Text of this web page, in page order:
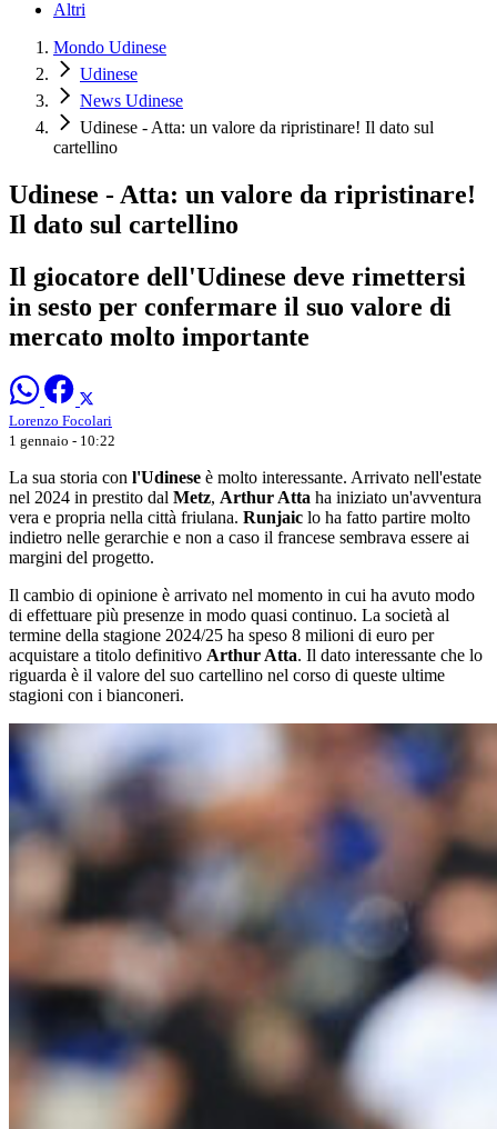
Altri
Mondo Udinese
Udinese
News Udinese
Udinese - Atta: un valore da ripristinare! Il dato sul
cartellino
Udinese - Atta: un valore da ripristinare!
Il dato sul cartellino
Il giocatore dell'Udinese deve rimettersi
in sesto per confermare il suo valore di
mercato molto importante
Lorenzo Focolari
1 gennaio - 10:22
La sua storia con l'Udinese è molto interessante. Arrivato nell'estate
nel 2024 in prestito dal Metz, Arthur Atta ha iniziato un'avventura
vera e propria nella città friulana. Runjaic lo ha fatto partire molto
indietro nelle gerarchie e non a caso il francese sembrava essere ai
margini del progetto.
Il cambio di opinione è arrivato nel momento in cui ha avuto modo
di effettuare più presenze in modo quasi continuo. La società al
termine della stagione 2024/25 ha speso 8 milioni di euro per
acquistare a titolo definitivo Arthur Atta. Il dato interessante che lo
riguarda è il valore del suo cartellino nel corso di queste ultime
stagioni con i bianconeri.